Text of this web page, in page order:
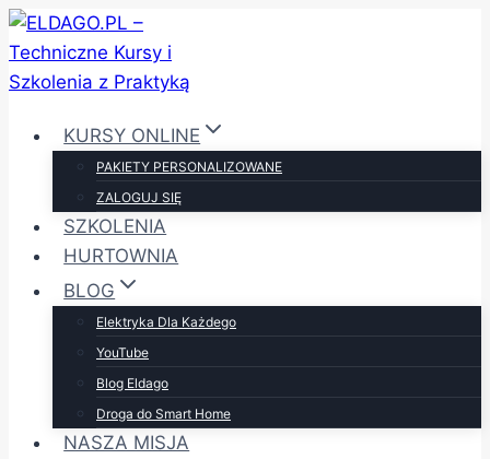
Przejdź
do
treści
KURSY ONLINE
PAKIETY PERSONALIZOWANE
ZALOGUJ SIĘ
SZKOLENIA
HURTOWNIA
BLOG
Elektryka Dla Każdego
YouTube
Blog Eldago
Droga do Smart Home
NASZA MISJA